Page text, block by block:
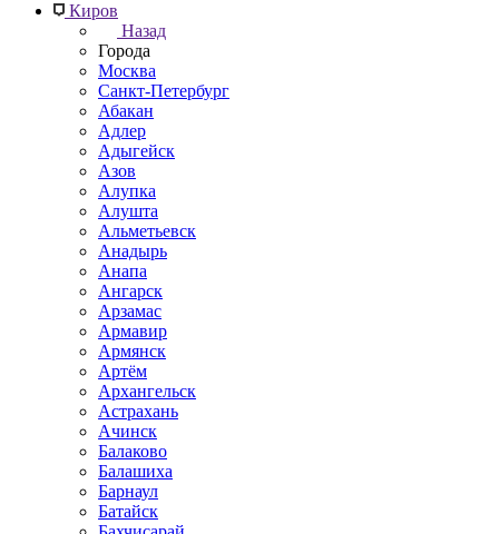
Киров
Назад
Города
Москва
Санкт-Петербург
Абакан
Адлер
Адыгейск
Азов
Алупка
Алушта
Альметьевск
Анадырь
Анапа
Ангарск
Арзамас
Армавир
Армянск
Артём
Архангельск
Астрахань
Ачинск
Балаково
Балашиха
Барнаул
Батайск